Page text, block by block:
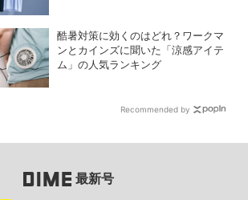
酷暑対策に効くのはどれ？ワークマ
ンとカインズに聞いた「涼感アイテ
ム」の人気ランキング
Recommended by
最新号